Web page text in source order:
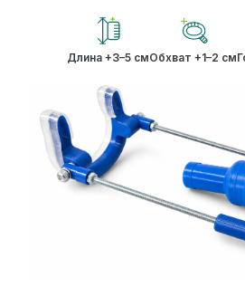
Длина +3–5 смОбхват +1–2 см